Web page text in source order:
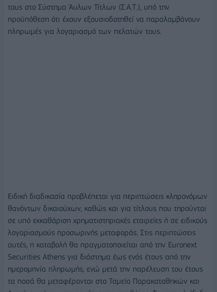
τους στο Σύστημα Άυλων Τίτλων (Σ.Α.Τ.), υπό την
προϋπόθεση ότι έχουν εξουσιοδοτηθεί να παραλαμβάνουν
πληρωμές για λογαριασμό των πελατών τους.
Ειδική διαδικασία προβλέπεται για περιπτώσεις κληρονόμων
θανόντων δικαιούχων, καθώς και για τίτλους που τηρούνται
σε υπό εκκαθάριση χρηματιστηριακές εταιρείες ή σε ειδικούς
λογαριασμούς προσωρινής μεταφοράς. Στις περιπτώσεις
αυτές, η καταβολή θα πραγματοποιείται από την Euronext
Securities Athens για διάστημα έως ενός έτους από την
ημερομηνία πληρωμής, ενώ μετά την παρέλευση του έτους
τα ποσά θα μεταφέρονται στο Ταμείο Παρακαταθηκών και